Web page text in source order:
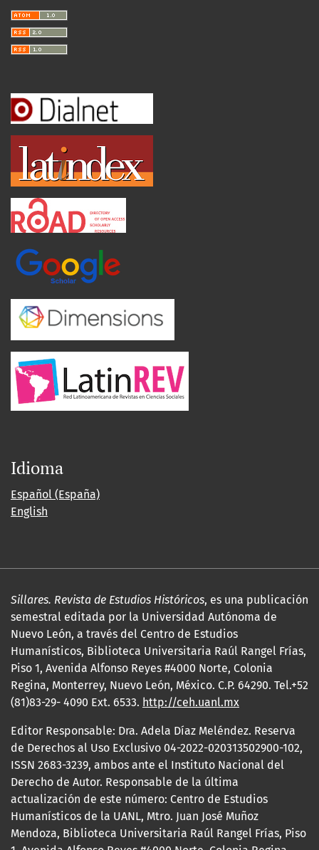
Idioma
Español (España)
English
Sillares. Revista de Estudios Históricos, es una publicación
semestral editada por la Universidad Autónoma de
Nuevo León, a través del Centro de Estudios
Humanísticos, Biblioteca Universitaria Raúl Rangel Frías,
Piso 1, Avenida Alfonso Reyes #4000 Norte, Colonia
Regina, Monterrey, Nuevo León, México. C.P. 64290. Tel.+52
(81)83-29- 4090 Ext. 6533. http://ceh.uanl.mx
Editor Responsable: Dra. Adela Díaz Meléndez. Reserva
de Derechos al Uso Exclusivo 04-2022-020313502900-102,
ISSN 2683-3239, ambos ante el Instituto Nacional del
Derecho de Autor. Responsable de la última
actualización de este número: Centro de Estudios
Humanísticos de la UANL, Mtro. Juan José Muñoz
Mendoza, Biblioteca Universitaria Raúl Rangel Frías, Piso